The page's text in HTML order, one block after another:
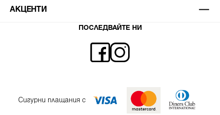
АКЦЕНТИ
ПОСЛЕДВАЙТЕ НИ
Сигурни плащания с